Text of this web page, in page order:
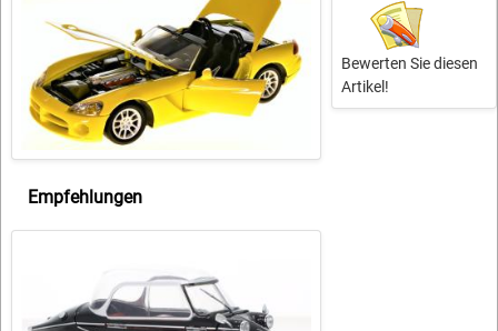
Empfehlungen
Bewerten Sie diesen
Artikel!